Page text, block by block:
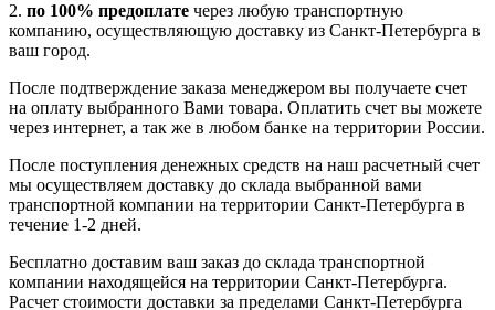
2. по 100% предоплате через любую транспортную
компанию, осуществляющую доставку из Санкт-Петербурга в
ваш город.
После подтверждение заказа менеджером вы получаете счет
на оплату выбранного Вами товара. Оплатить счет вы можете
через интернет, а так же в любом банке на территории России.
После поступления денежных средств на наш расчетный счет
мы осуществляем доставку до склада выбранной вами
транспортной компании на территории Санкт-Петербурга в
течение 1-2 дней.
Бесплатно доставим ваш заказ до склада транспортной
компании находящейся на территории Санкт-Петербурга.
Расчет стоимости доставки за пределами Санкт-Петербурга